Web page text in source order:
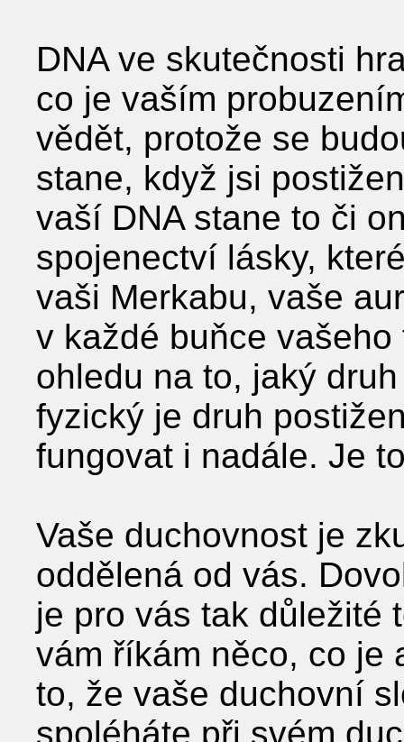
DNA ve skutečnosti
co je vaším
vědět, protože se
stane, když jsi
vaší DNA stane to či
spojenectví lásky,
vaši Merkabu, vaše
v každé buňce
ohledu na to, jaký
fyzický je druh
fungovat i nadále. Je
Vaše duchovnost je
oddělená od vás.
je pro vás tak důležité
vám říkám něco, co je
to, že vaše duchovní
spoléháte při svém